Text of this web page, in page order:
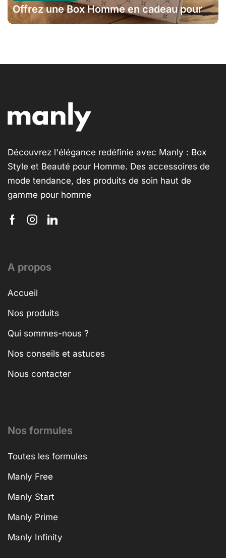
Offrez une Box Homme en cadeau pour
un Noël Mémorable
Découvrez l'élégance redéfinie avec Manly : Box
Style et Beauté pour Homme. Des accessoires de
mode tendance, des produits de soin haut de
gamme pour homme
A propos
Accueil
Nos produits
Qui sommes-nous ?
Nos conseils et astuces
Nous contacter
Nos formules
Toutes les formules
Manly Free
Manly Start
Manly Prime
Manly Infinity